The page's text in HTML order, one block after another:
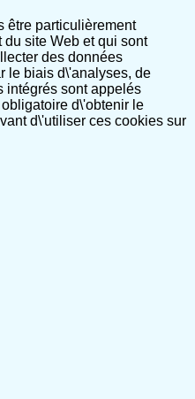
être particulièrement
site Web et qui sont
des données
le biais d\'analyses, de
intégrés sont appelés
d\'obtenir le
d\'utiliser ces cookies sur